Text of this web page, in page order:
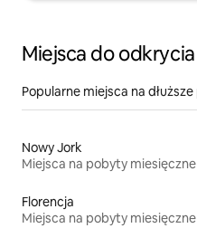
Miejsca do odkrycia
Popularne miejsca na
Nowy Jork
Miejsca na pobyty miesięczne
Florencja
Miejsca na pobyty miesięczne